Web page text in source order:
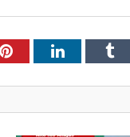
PinterestLinkedIn